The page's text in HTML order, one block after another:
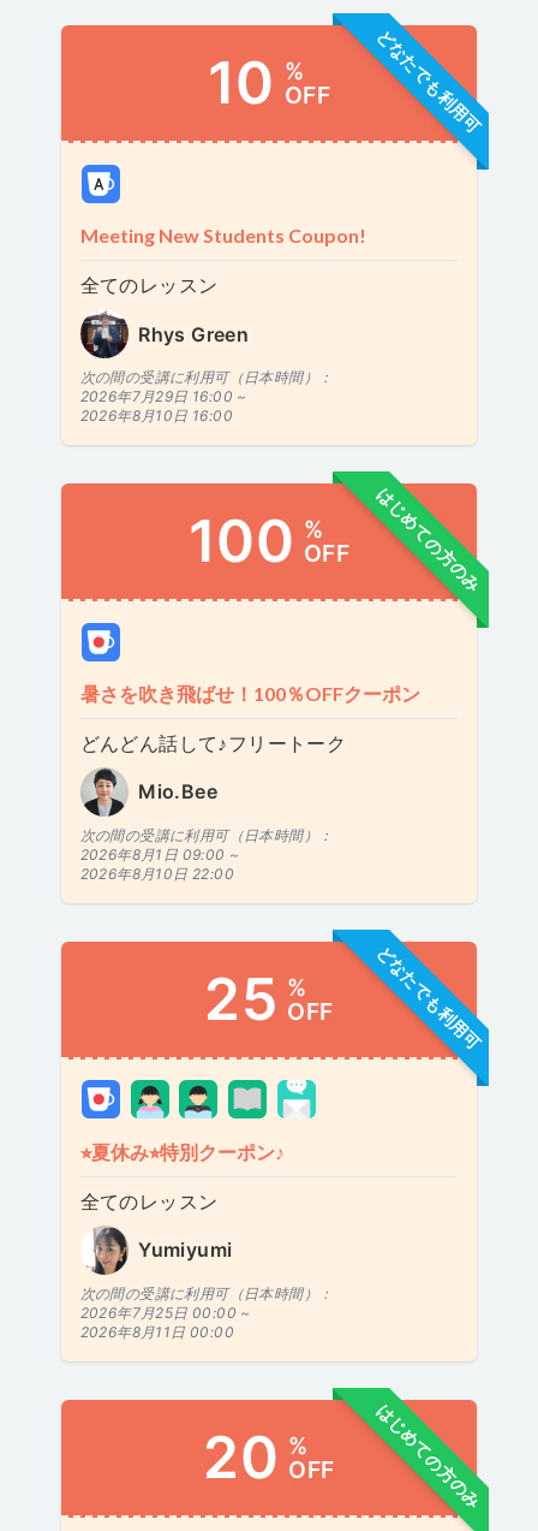
どなたでも利用可
10 %
OFF
Meeting New Students Coupon!
全てのレッスン
Rhys Green
次の間の受講に利用可（日本時間）：
2026年7月29日 16:00 ~
2026年8月10日 16:00
はじめての方のみ
100 %
OFF
暑さを吹き飛ばせ！100％OFFクーポン
どんどん話して♪フリートーク
Mio.Bee
次の間の受講に利用可（日本時間）：
2026年8月1日 09:00 ~
2026年8月10日 22:00
どなたでも利用可
25 %
OFF
⭐︎夏休み⭐︎特別クーポン♪
全てのレッスン
Yumiyumi
次の間の受講に利用可（日本時間）：
2026年7月25日 00:00 ~
2026年8月11日 00:00
はじめての方のみ
20 %
OFF